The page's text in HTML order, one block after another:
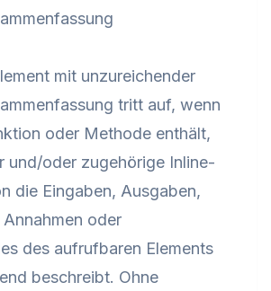
mit unzureichender
tritt auf, wenn
oder Methode enthält,
und/oder zugehörige Inline-
die Eingaben, Ausgaben,
oder
des aufrufbaren Elements
beschreibt. Ohne